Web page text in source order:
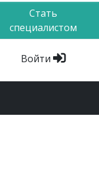
Стать
специалистом
Войти